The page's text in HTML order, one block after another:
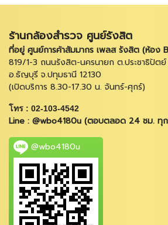
ร้านกล้องสำรวจ ศูนย์รังสิต
ที่อยู่ ศูนย์การค้าสัมมากร เพลส รังสิต (ห้อง
819/1-3 ถนนรังสิต-นครนายก ต.ประชาธิปัตย์
อ.ธัญบุรี จ.ปทุมธานี 12130
(เปิดบริการ 8.30-17.30 น. จันทร์-ศุกร์)
โทร : 02-103-4542
Line : @wbo4180u (ตอบตลอด 24 ชม. ทุ
@wbo4180u